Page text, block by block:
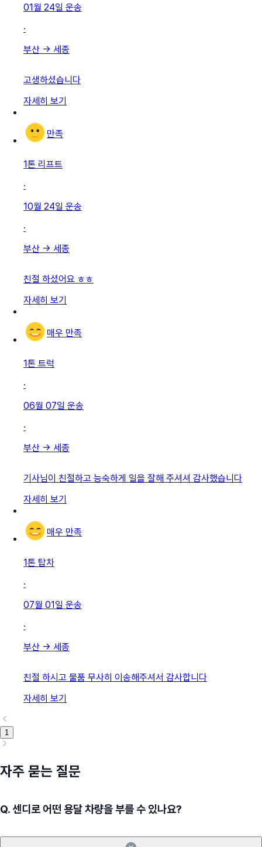
01월 24일 운송
·
부산 → 세종
고생하셨습니다
자세히 보기
만족
1톤 리프트
·
10월 24일 운송
·
부산 → 세종
친절 하셨어요 ㅎㅎ
자세히 보기
매우 만족
1톤 트럭
·
06월 07일 운송
·
부산 → 세종
기사님이 친절하고 능숙하게 일을 잘해 주셔셔 감사했습니다
자세히 보기
매우 만족
1톤 탑차
·
07월 01일 운송
·
부산 → 세종
친절 하시고 물품 무사히 이송해주셔서 감사합니다
자세히 보기
1
자주 묻는 질문
Q.센디로 어떤 용달 차량을 부를 수 있나요?